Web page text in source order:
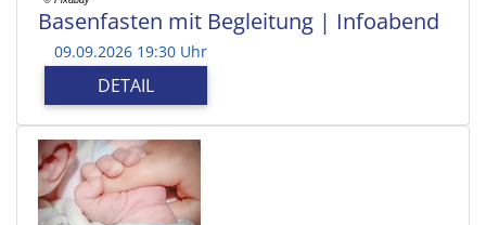
Basenfasten mit Begleitung | Infoabend
09.09.2026 19:30 Uhr
DETAIL